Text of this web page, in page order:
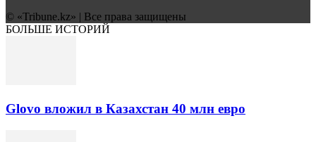
© «Tribune.kz» | Все права защищены
БОЛЬШЕ ИСТОРИЙ
Glovo вложил в Казахстан 40 млн евро